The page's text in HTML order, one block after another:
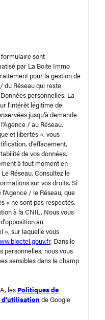
sont
par La Boite Immo
pour la gestion de
du Réseau qui reste
personnelles. La
l'intérêt légitime de
jusqu'à demande
/ au Réseau.
et libertés », vous
d’effacement,
de vos données.
à tout moment en
Réseau. Consultez le
sur vos droits. Si
/ le Réseau, que
» ne sont pas respectés,
à la CNIL. Nous vous
au
», sur laquelle vous
. Dans le
personnelles, nous vous
sensibles dans le champ
les Politiques de
d'utilisation de Google